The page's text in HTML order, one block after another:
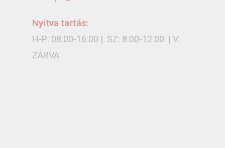
Nyitva tartás:
H-P: 08:00-16:00 | SZ: 8:00-12:00 | V:
ZÁRVA